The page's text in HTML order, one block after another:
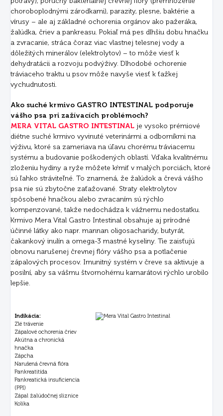
choroboplodnými zárodkami), parazity, plesne, baktérie a
vírusy – ale aj základné ochorenia orgánov ako pažeráka,
žalúdka, čriev a pankreasu. Pokiaľ má pes dlhšiu dobu hnačku
a zvracanie, stráca čoraz viac vlastnej telesnej vody a
dôležitých minerálov (elektrolytov) – to môže viesť k
dehydratácii a rozvoju podvýživy. Dlhodobé ochorenie
tráviaceho traktu u psov môže navyše viesť k ťažkej
vychudnutosti.
Ako suché krmivo GASTRO INTESTINAL podporuje
vášho psa pri zažívacích problémoch?
MERA VITAL GASTRO INTESTINAL je vysoko prémiové
diétne suché krmivo vyvinuté veterinármi a odborníkmi na
výživu, ktoré sa zameriava na úľavu chorému tráviacemu
systému a budovanie poškodených oblastí. Vďaka kvalitnému
zloženiu hydiny a ryže môžete kŕmiť v malých porciách, ktoré
sú ľahko stráviteľné. To znamená, že žalúdok a črevá vášho
psa nie sú zbytočne zaťažované. Straty elektrolytov
spôsobené hnačkou alebo zvracaním sú rýchlo
kompenzované, takže nedochádza k vážnemu nedostatku.
Krmivo Mera Vital Gastro Intestinal obsahuje aj prírodné
účinné látky ako napr. mannan oligosacharidy, butyrát,
čakankový inulín a omega-3 mastné kyseliny. Tie zaisťujú
obnovu narušenej črevnej flóry vášho psa a potlačenie
zápalových procesov. Imunitný systém v čreve sa aktivuje a
posilní, aby sa vášmu štvornohému kamarátovi rýchlo urobilo
lepšie.
Indikácia:
Zlé trávenie
Zápalové ochorenia čriev
Akútna a chronická
hnačka
Zápcha
Narušená črevná flóra
Pankreatitída
Pankreatická insuficiencia
(PPI)
Zápal žalúdočnej sliznice
Kolika